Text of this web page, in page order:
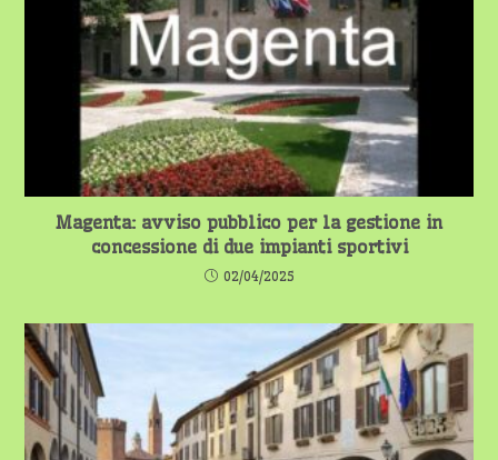
Magenta: avviso pubblico per la gestione in
concessione di due impianti sportivi
02/04/2025